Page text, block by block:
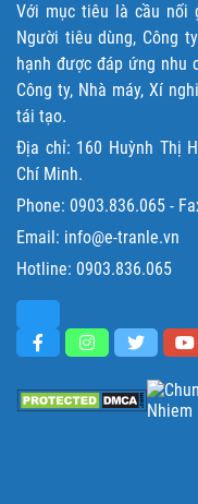
Với mục tiêu là cầu nối
Người tiêu dùng, Công
hạnh được đáp ứng nhu
Công ty, Nhà máy, Xí
tái tạo.
Địa chỉ: 160 Huỳnh Thị
Chí Minh.
Phone: 0903.836.065 -
Email: info@e-tranle.vn
Hotline: 0903.836.065